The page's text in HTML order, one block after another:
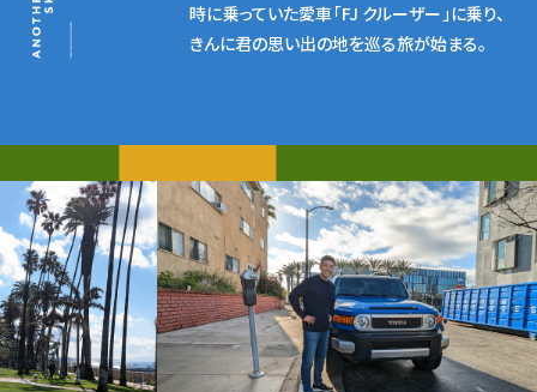
時に乗っていた愛車「FJ クルーザー」に乗り、
きんに君の思い出の地を巡る旅が始まる。